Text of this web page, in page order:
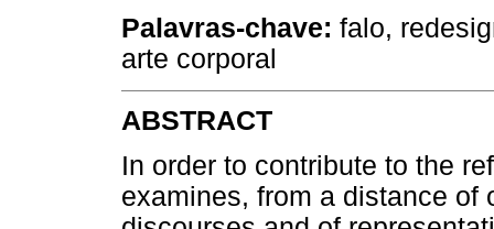
Palavras-chave: falo,
arte corporal
ABSTRACT
In order to contribute to the
examines, from a distance of